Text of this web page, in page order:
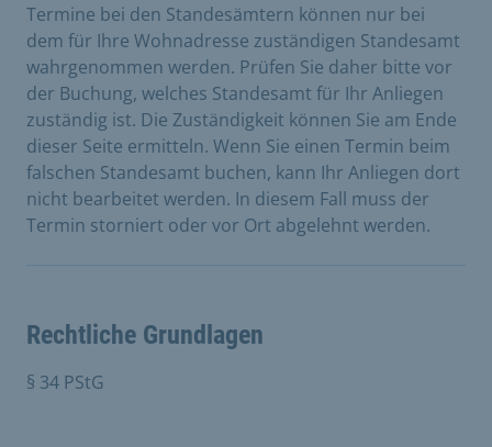
Termine bei den Standesämtern können nur bei
dem für Ihre Wohnadresse zuständigen Standesamt
wahrgenommen werden. Prüfen Sie daher bitte vor
der Buchung, welches Standesamt für Ihr Anliegen
zuständig ist. Die Zuständigkeit können Sie am Ende
dieser Seite ermitteln. Wenn Sie einen Termin beim
falschen Standesamt buchen, kann Ihr Anliegen dort
nicht bearbeitet werden. In diesem Fall muss der
Termin storniert oder vor Ort abgelehnt werden.
Rechtliche Grundlagen
§ 34 PStG